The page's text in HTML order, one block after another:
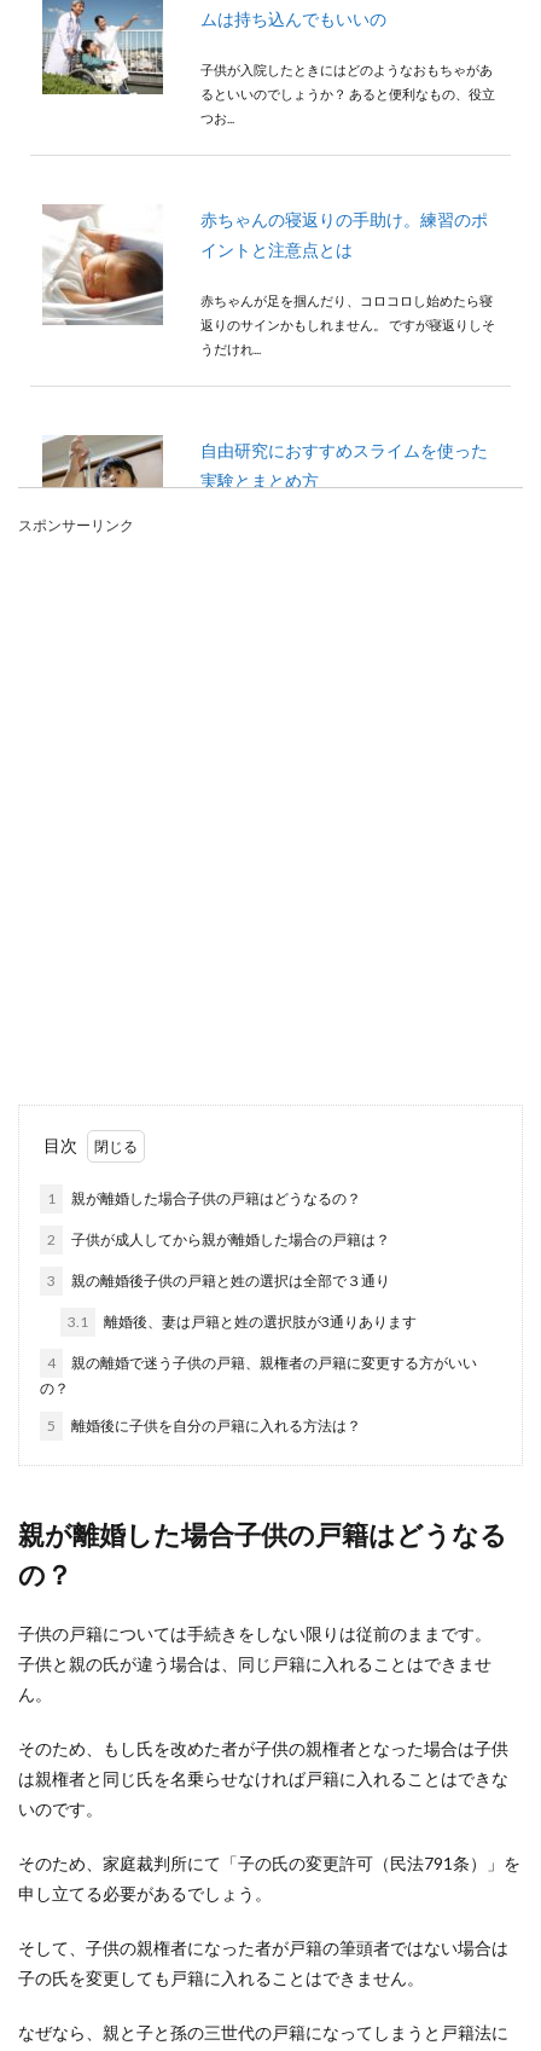
ムは持ち込んでもいいの
子供が入院したときにはどのようなおもちゃがあ
るといいのでしょうか？ あると便利なもの、役立
つお...
赤ちゃんの寝返りの手助け。練習のポ
イントと注意点とは
赤ちゃんが足を掴んだり、コロコロし始めたら寝
返りのサインかもしれません。 ですが寝返りしそ
うだけれ...
自由研究におすすめスライムを使った
実験とまとめ方
の間、胎嚢や卵黄嚢が見えないと、赤ちゃんが元
気に成長して...
自転車に乗りたい子供の練習で気をつ
めないという子への対応
めの簡単工作の作り方
さんもいますよね。家にあるもので簡単に・しか
スポンサーリンク
目次
1 親が離婚した場合子供の戸籍はどうなるの？
2 子供が成人してから親が離婚した場合の戸籍は？
3 親の離婚後子供の戸籍と姓の選択は全部で３通り
3.1 離婚後、妻は戸籍と姓の選択肢が3通りあります
4
親の離婚で迷う子供の戸籍、親権者の戸籍に変更する方がいい
の？
5 離婚後に子供を自分の戸籍に入れる方法は？
親が離婚した場合子供の戸籍はどうなる
の？
子供の戸籍については手続きをしない限りは従前のままです。
子供と親の氏が違う場合は、同じ戸籍に入れることはできませ
ん。
そのため、もし氏を改めた者が子供の親権者となった場合は子供
は親権者と同じ氏を名乗らせなければ戸籍に入れることはできな
いのです。
そのため、家庭裁判所にて「子の氏の変更許可（民法791条）」を
申し立てる必要があるでしょう。
そして、子供の親権者になった者が戸籍の筆頭者ではない場合は
子の氏を変更しても戸籍に入れることはできません。
なぜなら、親と子と孫の三世代の戸籍になってしまうと戸籍法に